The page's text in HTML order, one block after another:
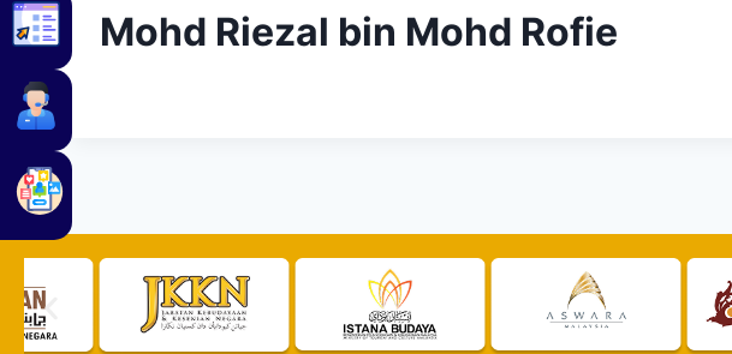
Mohd Riezal bin Mohd Rofie